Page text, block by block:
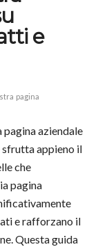
e
pagina
pagina aziendale
sfrutta appieno il
che
pagina
e rafforzano il
Questa guida